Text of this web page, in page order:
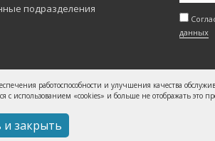
подразделения
данных
Базовые документы /Политика
работоспособности и улучшения качества
использованием «cookies» и больше не отображать это
и закрыть